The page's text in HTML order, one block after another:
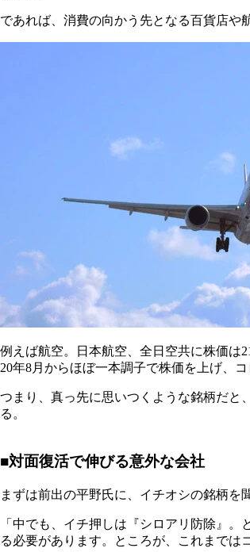
であれば、消費の向かう先となる百貨店や
例えば航空。日本航空、全日空共に株価は
20年8月からほぼ一本調子で株価を上げ、
つまり、真っ先に思いつくような銘柄だと
る。
■対面復活で伸びる意外な会社
まずは前出の平野氏に、イチオシの銘柄を
「中でも、イチ押しは『シロアリ防除』
る必要があります。ところが、これまでは